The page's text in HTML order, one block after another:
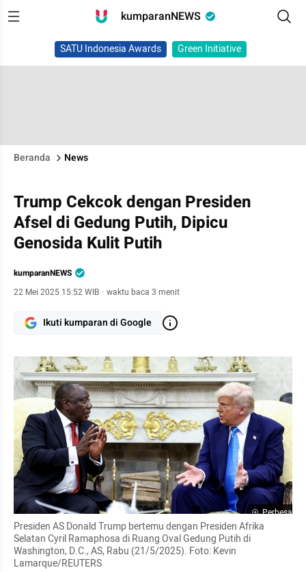
kumparanNEWS
SATU Indonesia Awards Green Initiative
Beranda News
Trump Cekcok dengan Presiden
Afsel di Gedung Putih, Dipicu
Genosida Kulit Putih
kumparanNEWS
22 Mei 2025 15:52 WIB · waktu baca 3 menit
Ikuti kumparan di Google
Perbesar
Presiden AS Donald Trump bertemu dengan Presiden Afrika
Selatan Cyril Ramaphosa di Ruang Oval Gedung Putih di
Washington, D.C., AS, Rabu (21/5/2025). Foto: Kevin
Lamarque/REUTERS